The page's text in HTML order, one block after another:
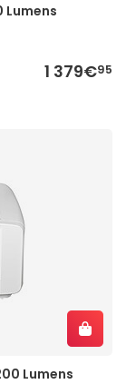
Lumens
1 379€95
Lumens